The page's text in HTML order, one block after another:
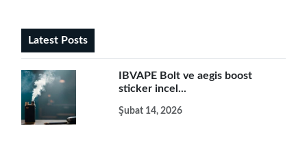
Latest Posts
IBVAPE Bolt ve aegis boost
sticker incel...
Şubat 14, 2026